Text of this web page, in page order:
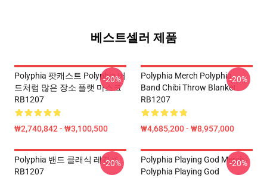
베스트셀러 제품
Polyphia 팟캐스트 Polyphia 버
드처럼 많은 장소 플랫 마스크
RB1207
₩2,740,842 - ₩3,100,500
-20%
Polyphia Merch Polyphia
Band Chibi Throw Blanket
RB1207
₩4,685,200 - ₩8,957,000
-20%
Polyphia 밴드 클래식 레깅스
RB1207
-20%
Polyphia Playing God Merch
Polyphia Playing God
-20%